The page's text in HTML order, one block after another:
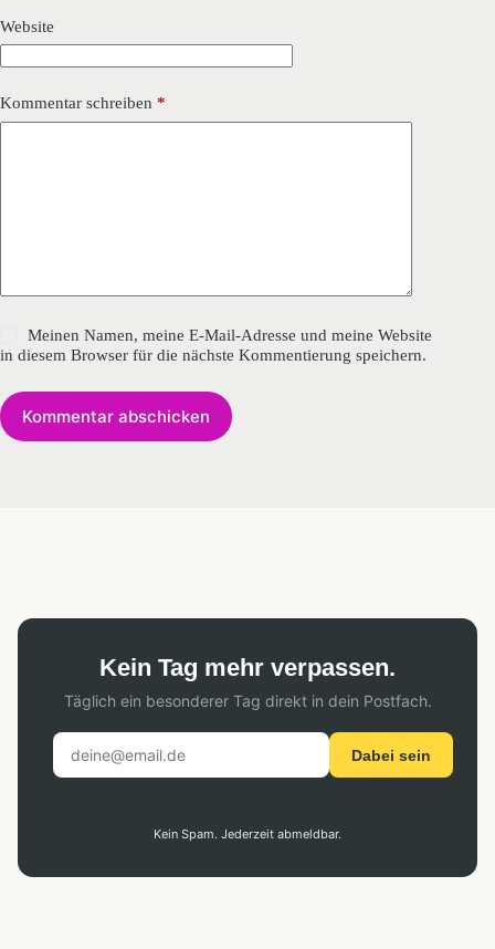
Website
Kommentar schreiben *
Meinen Namen, meine E-Mail-Adresse und meine Website
in diesem Browser für die nächste Kommentierung speichern.
Kommentar abschicken
Kein Tag mehr verpassen.
Täglich ein besonderer Tag direkt in dein Postfach.
Dabei sein
Kein Spam. Jederzeit abmeldbar.